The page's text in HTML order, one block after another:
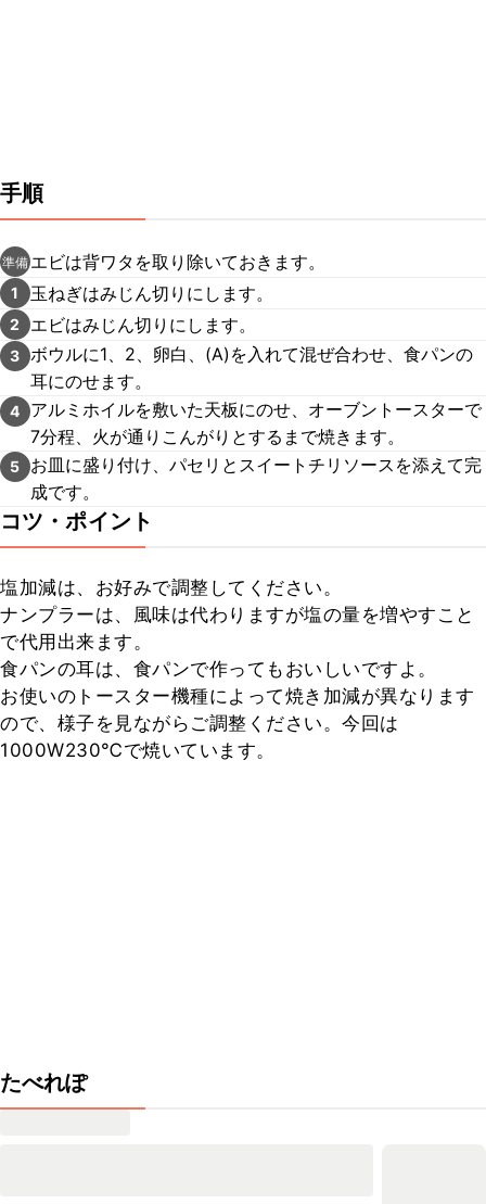
手順
準備 エビは背ワタを取り除いておきます。
1 玉ねぎはみじん切りにします。
2 エビはみじん切りにします。
3 ボウルに1、2、卵白、(A)を入れて混ぜ合わせ、食パンの
耳にのせます。
4
アルミホイルを敷いた天板にのせ、オーブントースターで
7分程、火が通りこんがりとするまで焼きます。
5
お皿に盛り付け、パセリとスイートチリソースを添えて完
成です。
コツ・ポイント
塩加減は、お好みで調整してください。
ナンプラーは、風味は代わりますが塩の量を増やすこと
で代用出来ます。
食パンの耳は、食パンで作ってもおいしいですよ。
お使いのトースター機種によって焼き加減が異なります
ので、様子を見ながらご調整ください。今回は
1000W230℃で焼いています。
たべれぽ